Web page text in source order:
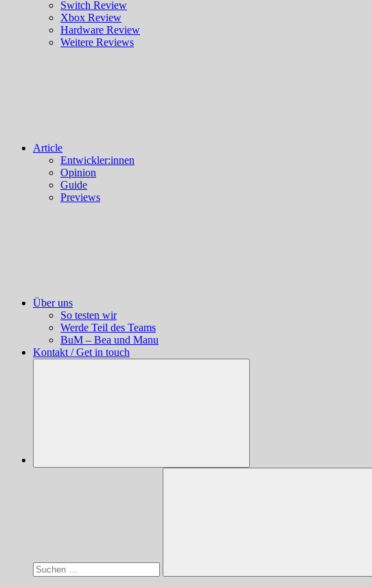
Switch Review
Xbox Review
Hardware Review
Weitere Reviews
Article
Entwickler:innen
Opinion
Guide
Previews
Über uns
So testen wir
Werde Teil des Teams
BuM – Bea und Manu
Kontakt / Get in touch
Suchen